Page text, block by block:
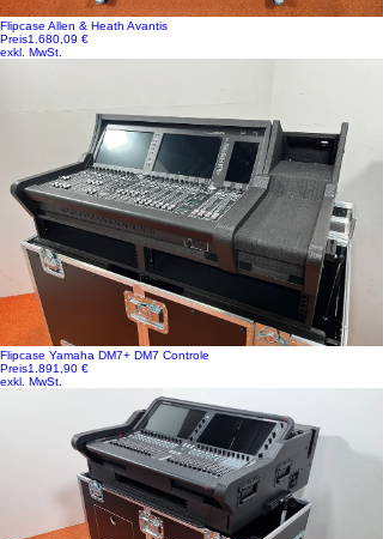
Flipcase Allen & Heath Avantis
Preis1.680,09 €
exkl. MwSt.
Flipcase Yamaha DM7+ DM7 Controle
Preis1.891,90 €
exkl. MwSt.